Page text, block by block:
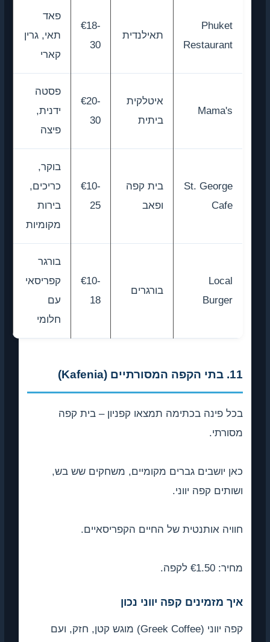
Phuket
Restaurant
תאילנדית
€18-
30
פאד
תאי, גרין
קארי
Mama's
איטלקית
ביתית
€20-
30
פסטה
ידנית,
פיצה
St. George
Cafe
בית קפה
ופאב
€10-
25
בוקר,
כריכים,
בירות
מקומיות
Local
Burger
בורגרים
€10-
18
בורגר
קפריסאי
עם
חלומי
11. בתי הקפה המסורתיים (Kafenia)
בכל פינה בכתימה תמצאו קפניון – בית קפה
מסורתי.
כאן יושבים גברים מקומיים, משחקים שש בש,
ושותים קפה יווני.
חוויה אותנטית של החיים הקפריסאיים.
מחיר: €1.50 לקפה.
איך מזמינים קפה יווני נכון
קפה יווני (Greek Coffee) מוגש קטן, חזק, ועם